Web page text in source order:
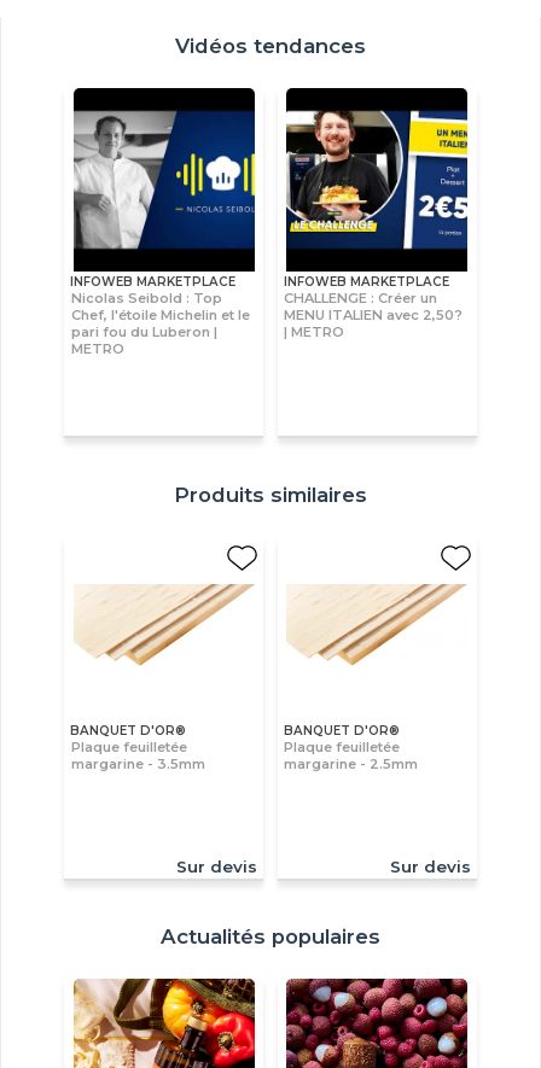
Vidéos tendances
INFOWEB MARKETPLACE
Nicolas Seibold : Top
Chef, l'étoile Michelin et le
pari fou du Luberon |
METRO
INFOWEB MARKETPLACE
CHALLENGE : Créer un
MENU ITALIEN avec 2,50?
| METRO
Produits similaires
BANQUET D'OR®
Plaque feuilletée
margarine - 3.5mm
Sur devis
BANQUET D'OR®
Plaque feuilletée
margarine - 2.5mm
Sur devis
Actualités populaires